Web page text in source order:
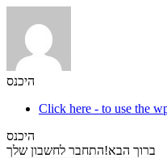
היכנס
Click here - to use the
היכנס
ברוך הבא!התחבר לחשבון שלך